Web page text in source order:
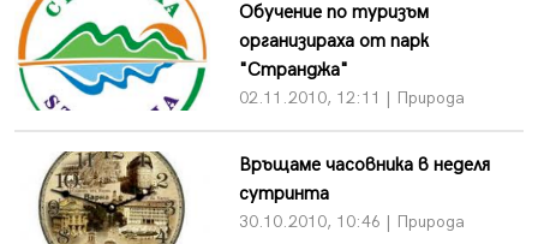
Обучение по туризъм
организираха от парк
"Странджа"
02.11.2010, 12:11 | Природа
Връщаме часовника в неделя
сутринта
30.10.2010, 10:46 | Природа